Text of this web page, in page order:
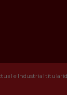
e Industrial